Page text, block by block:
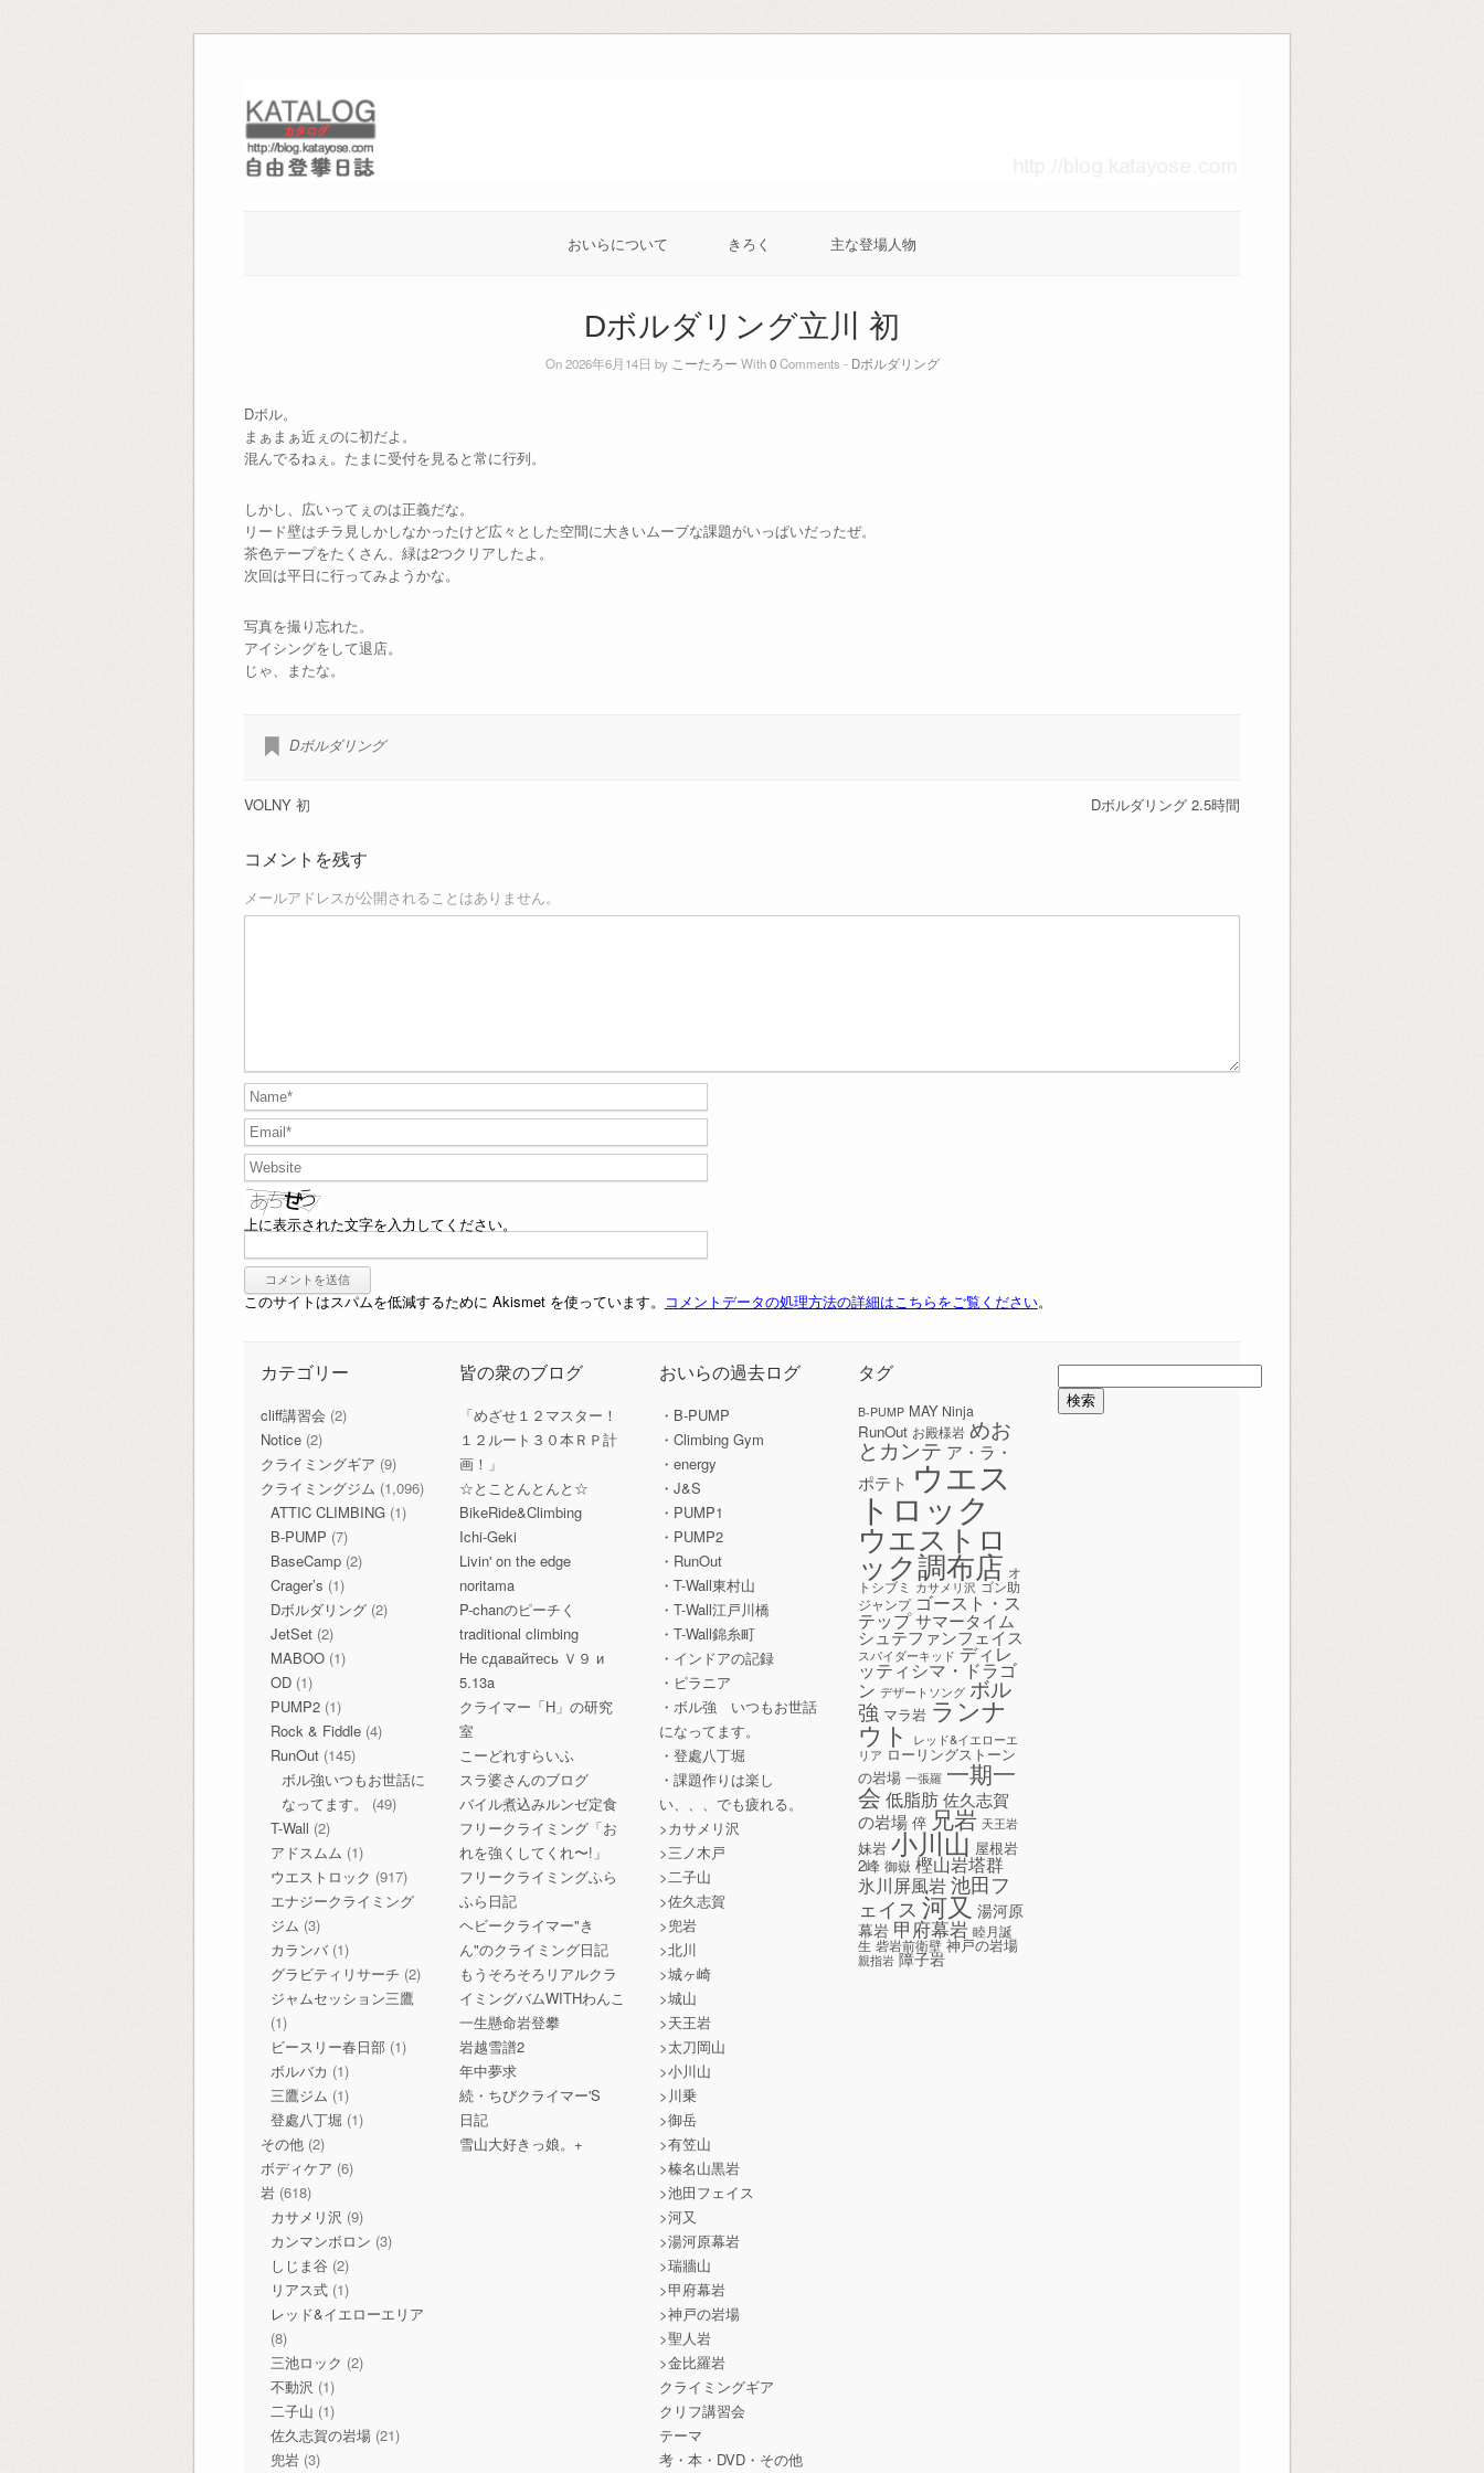
content
おいらについて きろく 主な登場人物
Dボルダリング立川 初
On 2026年6月14日 by こーたろー With0Comments - Dボルダリング
Dボル。
まぁまぁ近ぇのに初だよ。
混んでるねぇ。たまに受付を見ると常に行列。
しかし、広いってぇのは正義だな。
リード壁はチラ見しかしなかったけど広々とした空間に大きいムーブな課題がいっぱいだったぜ。
茶色テープをたくさん、緑は2つクリアしたよ。
次回は平日に行ってみようかな。
写真を撮り忘れた。
アイシングをして退店。
じゃ、またな。
Dボルダリング
Dボルダリング 2.5時間
VOLNY 初
コメントを残す
メールアドレスが公開されることはありません。
上に表示された文字を入力してください。
このサイトはスパムを低減するために Akismet を使っています。 コメントデータの処理方法の詳細はこちらをご覧ください。
カテゴリー
cliff講習会 (2)
Notice(2)
クライミングギア (9)
クライミングジム (1,096)
ATTIC CLIMBING (1)
B-PUMP (7)
BaseCamp (2)
Crager’s (1)
Dボルダリング (2)
JetSet (2)
MABOO (1)
OD (1)
PUMP2 (1)
Rock & Fiddle (4)
RunOut (145)
ボル強いつもお世話に
なってます。
(49)
T-Wall (2)
アドスムム (1)
ウエストロック (917)
エナジークライミング
ジム (3)
カランバ (1)
グラビティリサーチ (2)
ジャムセッション三鷹
(1)
ビースリー春日部 (1)
ボルバカ (1)
三鷹ジム (1)
登處八丁堀 (1)
その他(2)
ボディケア (6)
岩(618)
カサメリ沢 (9)
カンマンボロン (3)
しじま谷 (2)
リアス式 (1)
レッド&イエローエリア
(8)
三池ロック (2)
不動沢 (1)
二子山 (1)
佐久志賀の岩場 (21)
兜岩 (3)
皆の衆のブログ
「めざせ１２マスター！
１２ルート３０本ＲＰ計
画！」
☆とことんとんと☆
BikeRide&Climbing
Ichi-Geki
Livin' on the edge
noritama
P-chanのピーチく
traditional climbing
Не сдавайтесь Ｖ９ и
5.13a
クライマー「H」の研究
室
こーどれすらいふ
スラ婆さんのブログ
バイル煮込みルンゼ定食
フリークライミング「お
れを強くしてくれ〜!」
フリークライミングふら
ふら日記
ヘビークライマー"き
ん"のクライミング日記
もうそろそろリアルクラ
イミングバムWITHわんこ
一生懸命岩登攀
岩越雪譜2
年中夢求
続・ちびクライマー'S
日記
雪山大好きっ娘。+
おいらの過去ログ
・B-PUMP
・Climbing Gym
・energy
・J&S
・PUMP1
・PUMP2
・RunOut
・T-Wall東村山
・T-Wall江戸川橋
・T-Wall錦糸町
・インドアの記録
・ピラニア
・ボル強 いつもお世話
になってます。
・登處八丁堀
・課題作りは楽し
い、、、でも疲れる。
>カサメリ沢
>三ノ木戸
>二子山
>佐久志賀
>兜岩
>北川
>城ヶ崎
>城山
>天王岩
>太刀岡山
>小川山
>川乗
>御岳
>有笠山
>榛名山黒岩
>池田フェイス
>河又
>湯河原幕岩
>瑞牆山
>甲府幕岩
>神戸の岩場
>聖人岩
>金比羅岩
クライミングギア
クリフ講習会
テーマ
考・本・DVD・その他
タグ
B-PUMP MAY Ninja
RunOut お殿様岩 めお
とカンテ ア・ラ・
ポテト ウエス
トロック
ウエストロ
ック調布店 オ
トシブミ カサメリ沢 ゴン助
ジャンプ ゴースト・ス
テップサマータイム
シュテファンフェイス
スパイダーキッド ディレ
ッティシマ・ドラゴ
ン デザートソング ボル
強 マラ岩 ランナ
ウト
レッド&イエローエ
リア ローリングストーン
の岩場 一張羅 一期一
会低脂肪 佐久志賀
の岩場 倅 兄岩 天王岩
妹岩 小川山 屋根岩
2峰 御嶽 樫山岩塔群
氷川屏風岩池田フ
ェイス 河又湯河原
幕岩 甲府幕岩 睦月誕
生 砦岩前衛壁 神戸の岩場
親指岩 障子岩
検
索: